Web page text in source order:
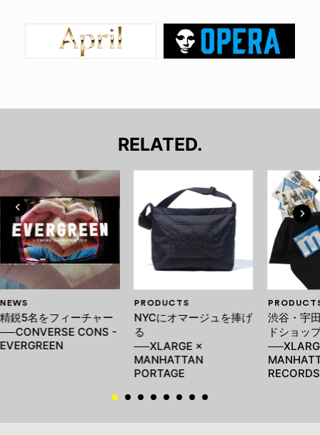
RELATED.
NEWS
精鋭5名をフィーチャー
──CONVERSE CONS -
EVERGREEN
PRODUCTS
NYCにオマージュを捧げ
る
──XLARGE ×
MANHATTAN
PORTAGE
渋谷・宇
ドショッ
RECORDS